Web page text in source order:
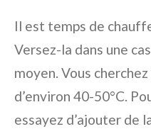
Il est temps de
Versez-la dans une
moyen. Vous
d’environ 40-50°C.
essayez d’ajouter de